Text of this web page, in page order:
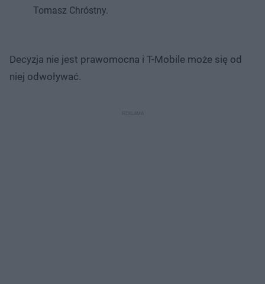
Tomasz Chróstny.
Decyzja nie jest prawomocna i T-Mobile może się od
niej odwoływać.